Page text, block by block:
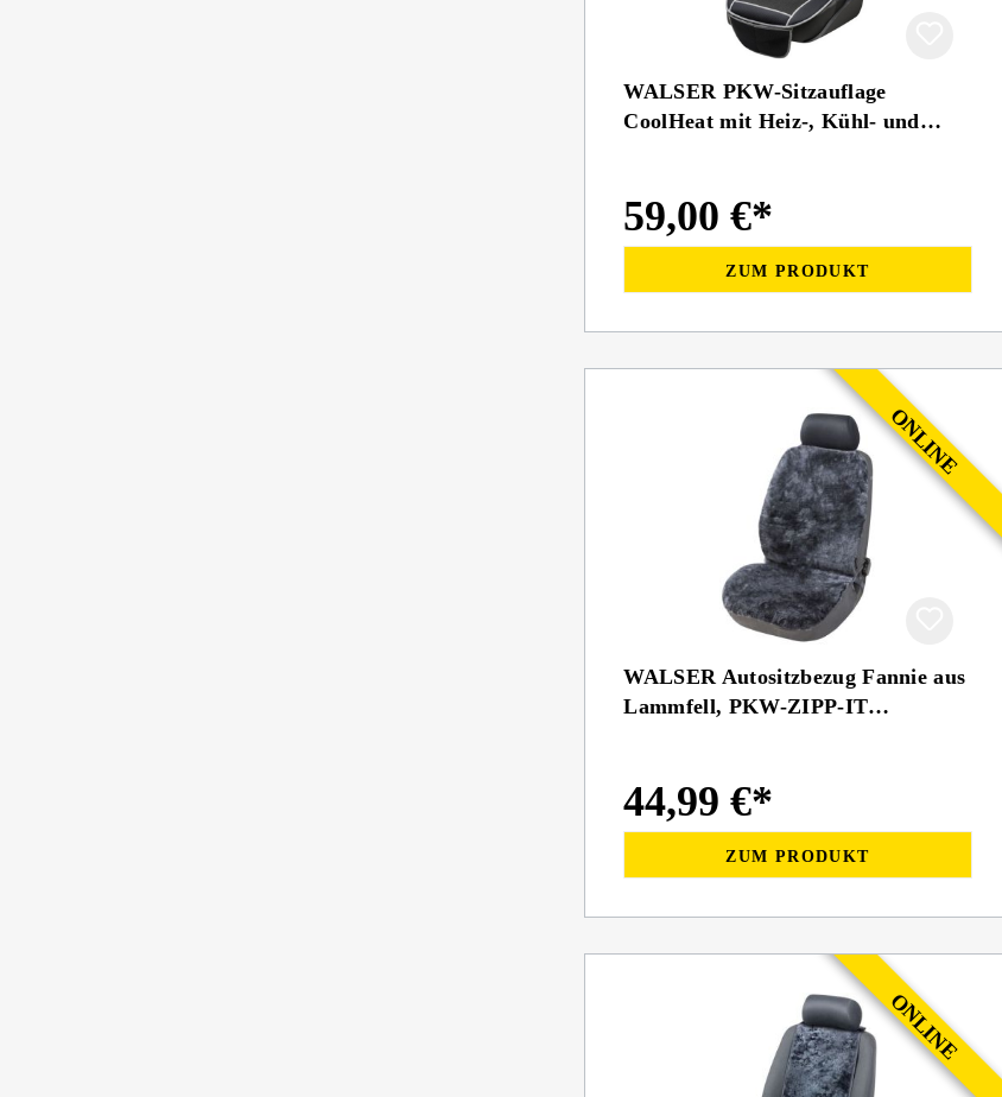
WALSER PKW-Sitzauflage
CoolHeat mit Heiz-, Kühl- und
59,00 €*
ZUM PRODUKT
WALSER Autositzbezug Fannie aus
Lammfell, PKW-ZIPP-IT
44,99 €*
ZUM PRODUKT